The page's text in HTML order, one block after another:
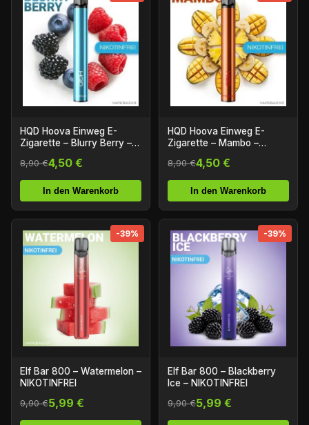
HQD Hoova Einweg E-
Zigarette – Blurry Berry –
8,90 €4,50 €
In den Warenkorb
HQD Hoova Einweg E-
Zigarette – Mambo –
8,90 €4,50 €
In den Warenkorb
-39%
Elf Bar 800 – Watermelon –
NIKOTINFREI
9,90 €5,99 €
-39%
Elf Bar 800 – Blackberry
Ice – NIKOTINFREI
9,90 €5,99 €